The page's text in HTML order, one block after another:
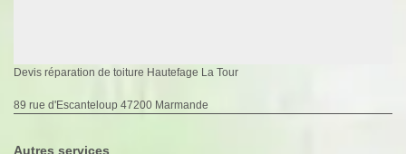
Devis réparation de toiture Hautefage La Tour
89 rue d'Escanteloup 47200 Marmande
Autres services